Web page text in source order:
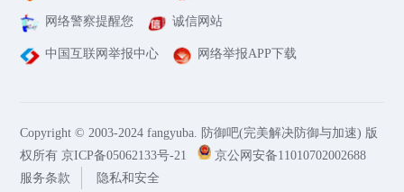
网络警察提醒您 诚信网站
中国互联网举报中心 网络举报APP下载
Copyright © 2003-2024 fangyuba. 防御吧(完美解决防御与加速) 版
权所有京ICP备05062133号-21
京公网安备11010702002688
服务条款
隐私和安全